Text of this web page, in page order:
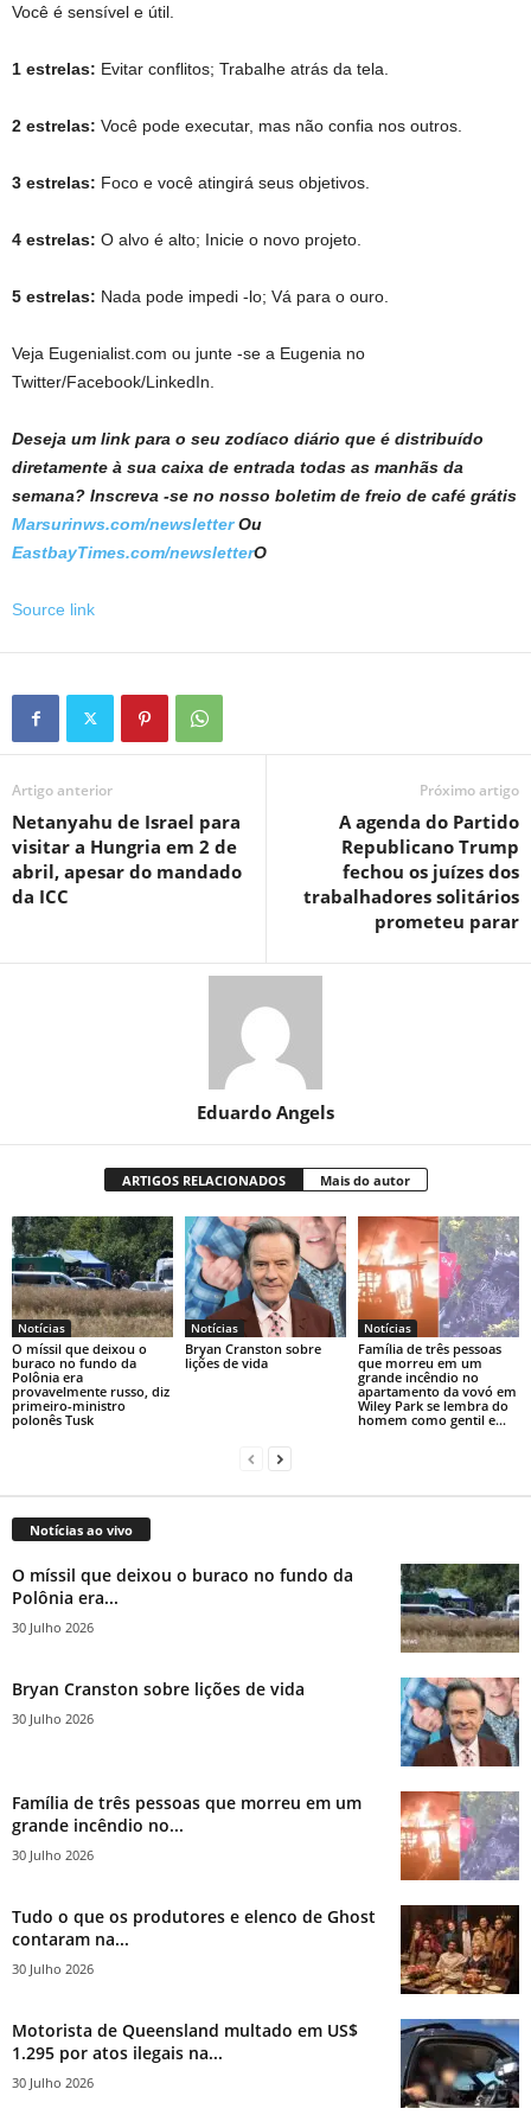
Você é sensível e útil.
1 estrelas: Evitar conflitos; Trabalhe atrás da tela.
2 estrelas: Você pode executar, mas não confia nos outros.
3 estrelas: Foco e você atingirá seus objetivos.
4 estrelas: O alvo é alto; Inicie o novo projeto.
5 estrelas: Nada pode impedi -lo; Vá para o ouro.
Veja Eugenialist.com ou junte -se a Eugenia no
Twitter/Facebook/LinkedIn.
Deseja um link para o seu zodíaco diário que é distribuído
diretamente à sua caixa de entrada todas as manhãs da
semana? Inscreva -se no nosso boletim de freio de café grátis
Marsurinws.com/newsletterOu
EastbayTimes.com/newsletterO
Source link
Artigo anterior
Netanyahu de Israel para
visitar a Hungria em 2 de
abril, apesar do mandado
da ICC
Próximo artigo
A agenda do Partido
Republicano Trump
fechou os juízes dos
trabalhadores solitários
prometeu parar
Eduardo Angels
ARTIGOS RELACIONADOS Mais do autor
Notícias
O míssil que deixou o
buraco no fundo da
Polônia era
provavelmente russo, diz
primeiro-ministro
polonês Tusk
Notícias
Bryan Cranston sobre
lições de vida
Notícias
Família de três pessoas
que morreu em um
grande incêndio no
apartamento da vovó em
Wiley Park se lembra do
homem como gentil e...
Notícias ao vivo
O míssil que deixou o buraco no fundo da
Polônia era...
30 Julho 2026
Bryan Cranston sobre lições de vida
30 Julho 2026
Família de três pessoas que morreu em um
grande incêndio no...
30 Julho 2026
Tudo o que os produtores e elenco de Ghost
contaram na...
30 Julho 2026
Motorista de Queensland multado em US$
1.295 por atos ilegais na...
30 Julho 2026